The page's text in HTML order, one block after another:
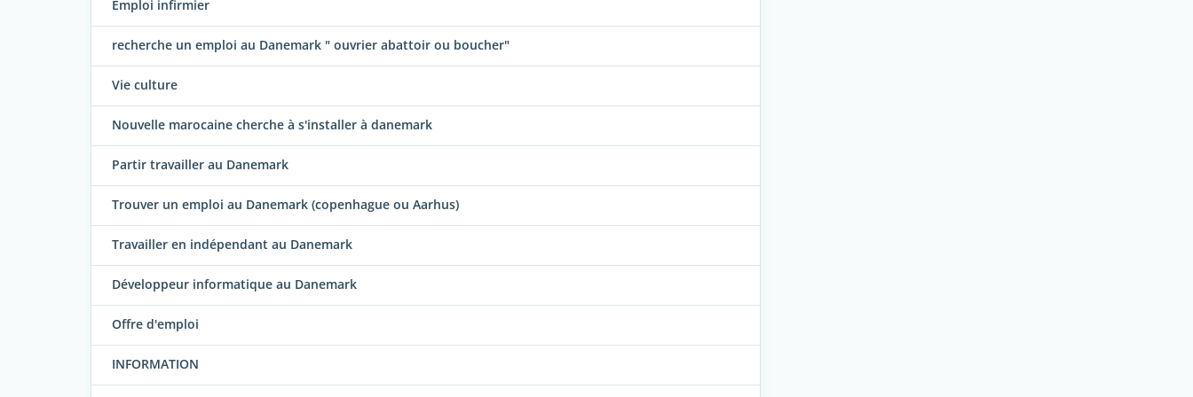
Emploi infirmier
recherche un emploi au Danemark " ouvrier abattoir ou boucher"
Vie culture
Nouvelle marocaine cherche à s'installer à danemark
Partir travailler au Danemark
Trouver un emploi au Danemark (copenhague ou Aarhus)
Travailler en indépendant au Danemark
Développeur informatique au Danemark
Offre d'emploi
INFORMATION